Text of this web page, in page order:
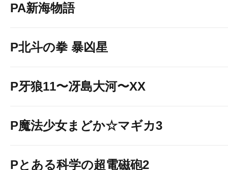
PA新海物語
P北斗の拳 暴凶星
P牙狼11〜冴島大河〜XX
P魔法少女まどか☆マギカ3
Pとある科学の超電磁砲2